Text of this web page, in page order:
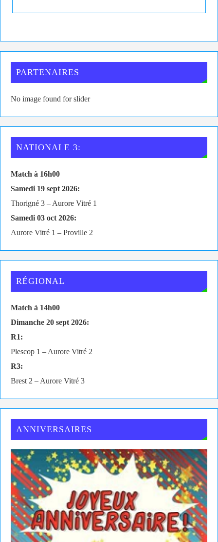
PARTENAIRES
No image found for slider
NATIONALE 3:
Match à 16h00
Samedi 19 sept 2026:
Thorigné 3 – Aurore Vitré 1
Samedi 03 oct 2026:
Aurore Vitré 1 – Proville 2
RÉGIONAL
Match à 14h00
Dimanche 20 sept 2026:
R1:
Plescop 1 – Aurore Vitré 2
R3:
Brest 2 – Aurore Vitré 3
ANNIVERSAIRES